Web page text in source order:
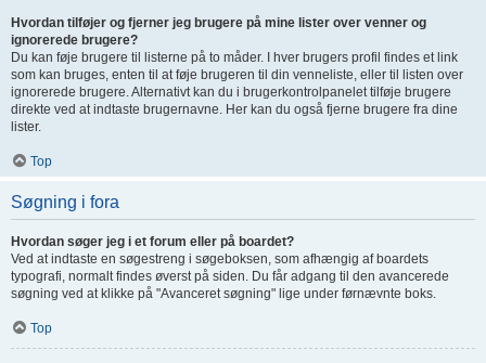
Hvordan tilføjer og fjerner jeg brugere på mine lister over venner og
ignorerede brugere?
Du kan føje brugere til listerne på to måder. I hver brugers profil findes et link
som kan bruges, enten til at føje brugeren til din venneliste, eller til listen over
ignorerede brugere. Alternativt kan du i brugerkontrolpanelet tilføje brugere
direkte ved at indtaste brugernavne. Her kan du også fjerne brugere fra dine
lister.
Top
Søgning i fora
Hvordan søger jeg i et forum eller på boardet?
Ved at indtaste en søgestreng i søgeboksen, som afhængig af boardets
typografi, normalt findes øverst på siden. Du får adgang til den avancerede
søgning ved at klikke på "Avanceret søgning" lige under førnævnte boks.
Top